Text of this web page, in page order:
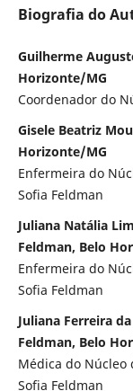
Biografia do
Guilherme
Horizonte/MG
Coordenador do
Gisele Beatriz
Horizonte/MG
Enfermeira do
Sofia Feldman
Juliana Natália
Feldman, Belo
Enfermeira do
Sofia Feldman
Juliana Ferreira
Feldman, Belo
Médica do Núcleo
Sofia Feldman